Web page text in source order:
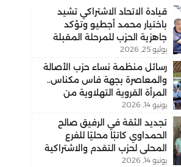
قيادة الاتحاد الاشتراكي تشيد
باختيار محمد أجطيو وتؤكد
جاهزية الحزب للمرحلة المقبلة
يوليو 25, 2026
رسائل منظمة نساء حزب الأصالة
والمعاصرة بجهة فاس مكناس..
المرأة القروية التهلاوية من
الفاعل الاجتماعي إلى الشريك
التنموي..
يونيو 14, 2026
تجديد الثقة في الرفيق صالح
الحمداوي كاتبًا محليًا للفرع
المحلي لحزب التقدم والاشتراكية
بسيدي علي بورقبة
يونيو 14, 2026